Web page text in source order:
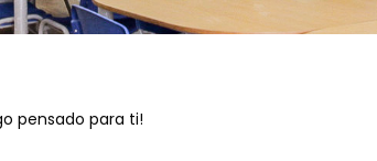
pensado para ti!